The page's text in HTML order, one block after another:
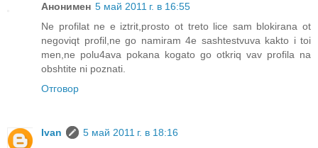
Анонимен 5 май 2011 г. в 16:55
Ne profilat ne e iztrit,prosto ot treto lice sam blokirana ot
negoviqt profil,ne go namiram 4e sashtestvuva kakto i toi
men,ne polu4ava pokana kogato go otkriq vav profila na
obshtite ni poznati.
Отговор
Ivan
5 май 2011 г. в 18:16